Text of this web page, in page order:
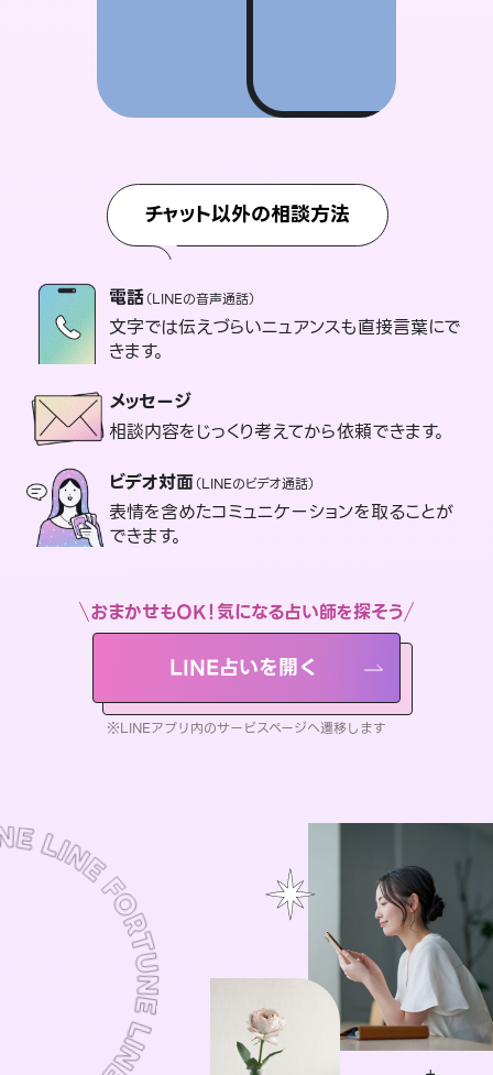
チャット以外の相談方法
電話（LINEの音声通話）
文字では伝えづらいニュアンスも直接言葉にで
きます。
メッセージ
相談内容をじっくり考えてから依頼できます。
ビデオ対面（LINEのビデオ通話）
表情を含めたコミュニケーションを取ることが
できます。
おまかせもOK！気になる占い師を探そう
LINE占いを開く
※LINEアプリ内のサービスページへ遷移します